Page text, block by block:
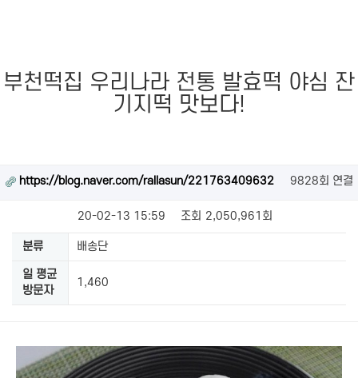
부천떡집 우리나라 전통 발효떡 야심 잔
기지떡 맛보다!
https://blog.naver.com/rallasun/221763409632 9828회 연결
20-02-13 15:59 조회 2,050,961회
분류 배송단
일 평균
방문자
1,460